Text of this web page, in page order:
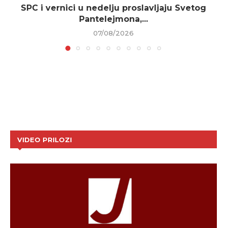
SPC i vernici u nedelju proslavljaju Svetog
Pantelejmona,...
07/08/2026
VIDEO PRILOZI